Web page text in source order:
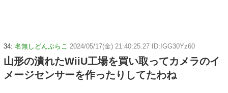
34: 名無しどんぶらこ 2024/05/17(金) 21:40:25.27 ID:IGG30Yz60
山形の潰れたWiiU工場を買い取ってカメラのイ
メージセンサーを作ったりしてたわね